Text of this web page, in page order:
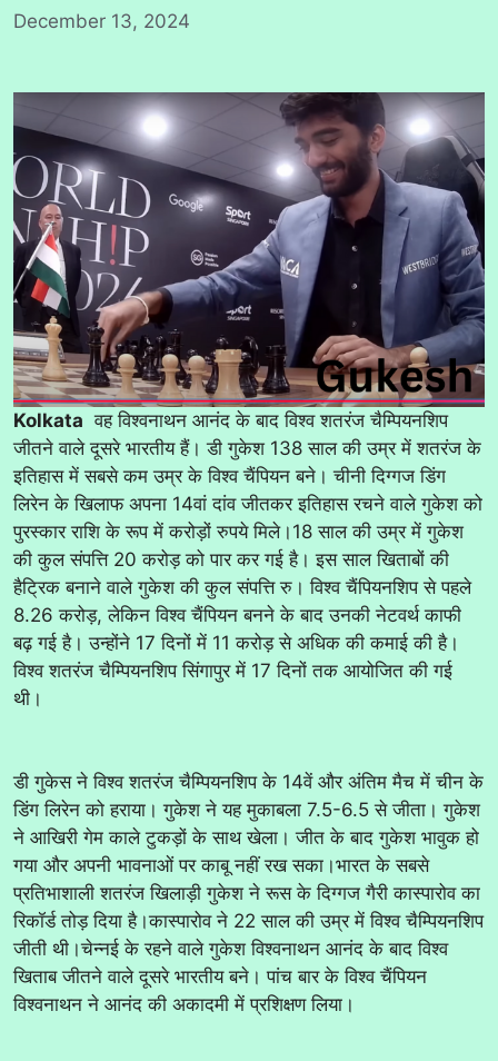
December 13, 2024
Kolkata वह विश्वनाथन आनंद के बाद विश्व शतरंज चैम्पियनशिप
जीतने वाले दूसरे भारतीय हैं। डी गुकेश 138 साल की उम्र में शतरंज के
इतिहास में सबसे कम उम्र के विश्व चैंपियन बने। चीनी दिग्गज डिंग
लिरेन के खिलाफ अपना 14वां दांव जीतकर इतिहास रचने वाले गुकेश को
पुरस्कार राशि के रूप में करोड़ों रुपये मिले।18 साल की उम्र में गुकेश
की कुल संपत्ति 20 करोड़ को पार कर गई है। इस साल खिताबों की
हैट्रिक बनाने वाले गुकेश की कुल संपत्ति रु। विश्व चैंपियनशिप से पहले
8.26 करोड़, लेकिन विश्व चैंपियन बनने के बाद उनकी नेटवर्थ काफी
बढ़ गई है। उन्होंने 17 दिनों में 11 करोड़ से अधिक की कमाई की है।
विश्व शतरंज चैम्पियनशिप सिंगापुर में 17 दिनों तक आयोजित की गई
थी।
डी गुकेस ने विश्व शतरंज चैम्पियनशिप के 14वें और अंतिम मैच में चीन के
डिंग लिरेन को हराया। गुकेश ने यह मुकाबला 7.5-6.5 से जीता। गुकेश
ने आखिरी गेम काले टुकड़ों के साथ खेला। जीत के बाद गुकेश भावुक हो
गया और अपनी भावनाओं पर काबू नहीं रख सका।भारत के सबसे
प्रतिभाशाली शतरंज खिलाड़ी गुकेश ने रूस के दिग्गज गैरी कास्पारोव का
रिकॉर्ड तोड़ दिया है।कास्पारोव ने 22 साल की उम्र में विश्व चैम्पियनशिप
जीती थी।चेन्नई के रहने वाले गुकेश विश्वनाथन आनंद के बाद विश्व
खिताब जीतने वाले दूसरे भारतीय बने। पांच बार के विश्व चैंपियन
विश्वनाथन ने आनंद की अकादमी में प्रशिक्षण लिया।